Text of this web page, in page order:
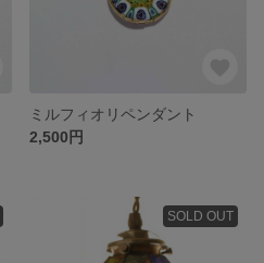
ミルフィオリペンダント
2,500円
SOLD OUT